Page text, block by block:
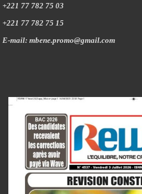
+221 77 782 75 03
+221 77 782 75 15
E-mail: mbene.promo@gmail.com